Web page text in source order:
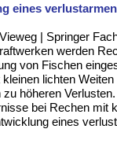
eines
| Springer
werden
von Fischen
lichten
zu höheren
bei Rechen mit
eines